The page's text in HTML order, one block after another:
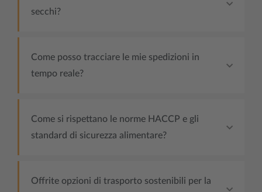
secchi?
Come posso tracciare le mie spedizioni in
tempo reale?
Come si rispettano le norme HACCP e gli
standard di sicurezza alimentare?
Offrite opzioni di trasporto sostenibili per la